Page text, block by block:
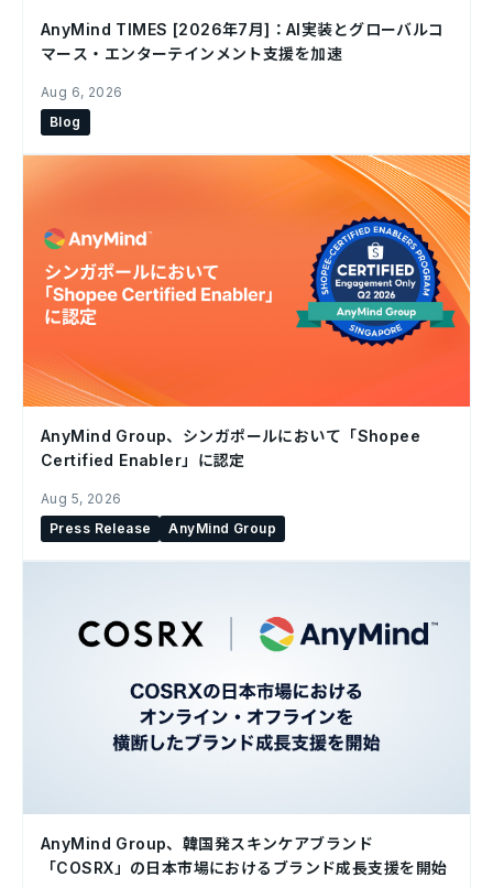
AnyMind TIMES [2026年7月]：AI実装とグローバルコ
マース・エンターテインメント支援を加速
Aug 6, 2026
Blog
AnyMind Group、シンガポールにおいて「Shopee
Certified Enabler」に認定
Aug 5, 2026
Press Release
AnyMind Group
AnyMind Group、韓国発スキンケアブランド
「COSRX」の日本市場におけるブランド成長支援を開始